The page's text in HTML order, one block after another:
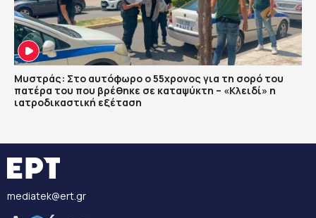
Μυστράς: Στο αυτόφωρο ο 55χρονος για τη σορό του
πατέρα του που βρέθηκε σε καταψύκτη – «Κλειδί» η
ιατροδικαστική εξέταση
mediatek@ert.gr